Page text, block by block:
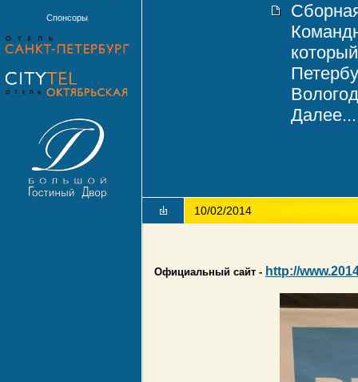
Спонсоры
Далее...
10/02/2014
Официальный сайт - http://